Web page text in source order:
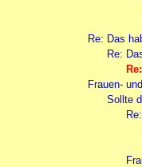
Re: Das
Re:
Frauen-
Sollte